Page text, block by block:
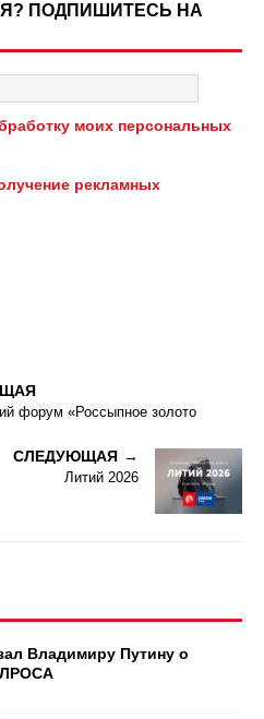
ПОДПИШИТЕСЬ НА
моих персональных
рекламных
форум «Россыпное золото
СЛЕДУЮЩАЯ
Литий 2026
Владимиру Путину о